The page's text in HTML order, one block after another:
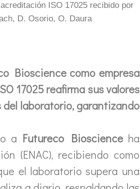
ISO 17025 recibido por
D. Osorio, O. Daura
Bioscience como empresa
17025 reafirma sus valores
laboratorio, garantizando
a Futureco Bioscienceha
(ENAC), recibiendo como
el laboratorio supera una